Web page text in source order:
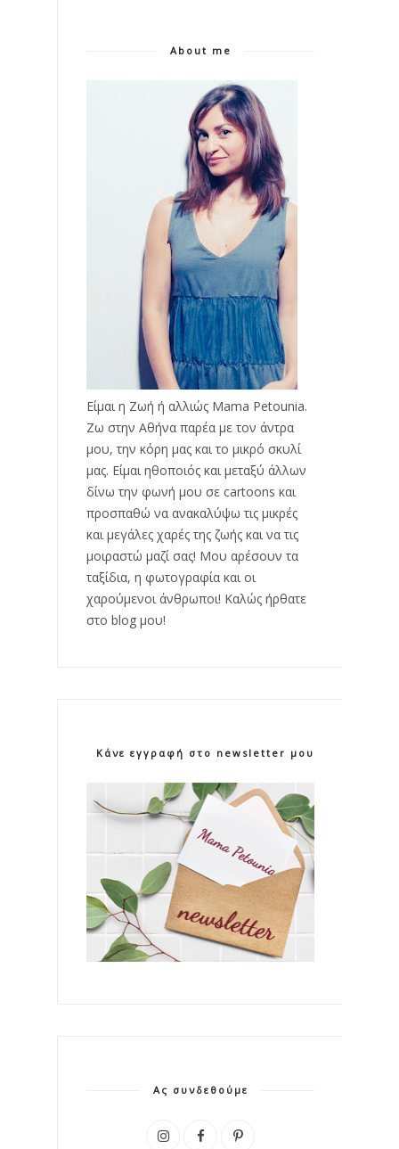
About me
Είμαι η Ζωή ή αλλιώς Mama Petounia.
Ζω στην Αθήνα παρέα με τον άντρα
μου, την κόρη μας και το μικρό σκυλί
μας. Είμαι ηθοποιός και μεταξύ άλλων
δίνω την φωνή μου σε cartoons και
προσπαθώ να ανακαλύψω τις μικρές
και μεγάλες χαρές της ζωής και να τις
μοιραστώ μαζί σας! Μου αρέσουν τα
ταξίδια, η φωτογραφία και οι
χαρούμενοι άνθρωποι! Καλώς ήρθατε
στο blog μου!
Κάνε εγγραφή στο newsletter μου!
Ας συνδεθούμε